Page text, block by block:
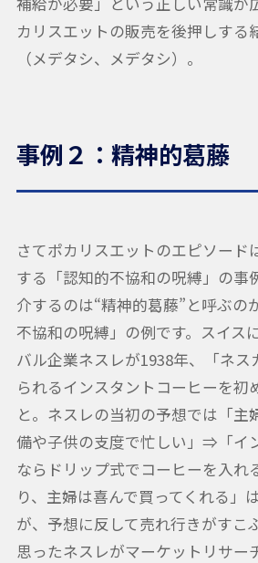
カリスエットの販売を後押しする
（メデタシ、メデタシ）。
事例２：精神的葛藤
さてポカリスエットのエピソード
する「認知的不協和の呪縛」の事
介するのは“精神的葛藤”と呼ぶの
不協和の呪縛」の例です。スイス
バル企業ネスレが1938年、「ネ
られるインスタントコーヒーを初
と。ネスレの当初の予想では「主
備や子供の支度で忙しい」⇒「イ
ならドリップ式でコーヒーを入れ
り、主婦は喜んで買ってくれる」
が、予想に反して売れ行きがすこ
思ったネスレがマーケットリサー